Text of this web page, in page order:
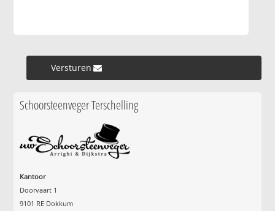
Versturen »
Schoorsteenveger Terschelling
Kantoor
Doorvaart 1
9101 RE Dokkum